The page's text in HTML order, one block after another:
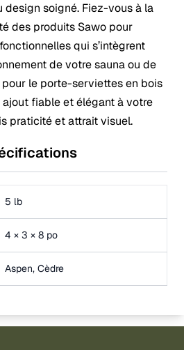
soigné. Fiez-vous à la
des produits Sawo pour
qui s’intègrent
de votre sauna ou de
le porte-serviettes en bois
fiable et élégant à votre
praticité et attrait visuel.
5 lb
4 × 3 × 8 po
Aspen, Cèdre